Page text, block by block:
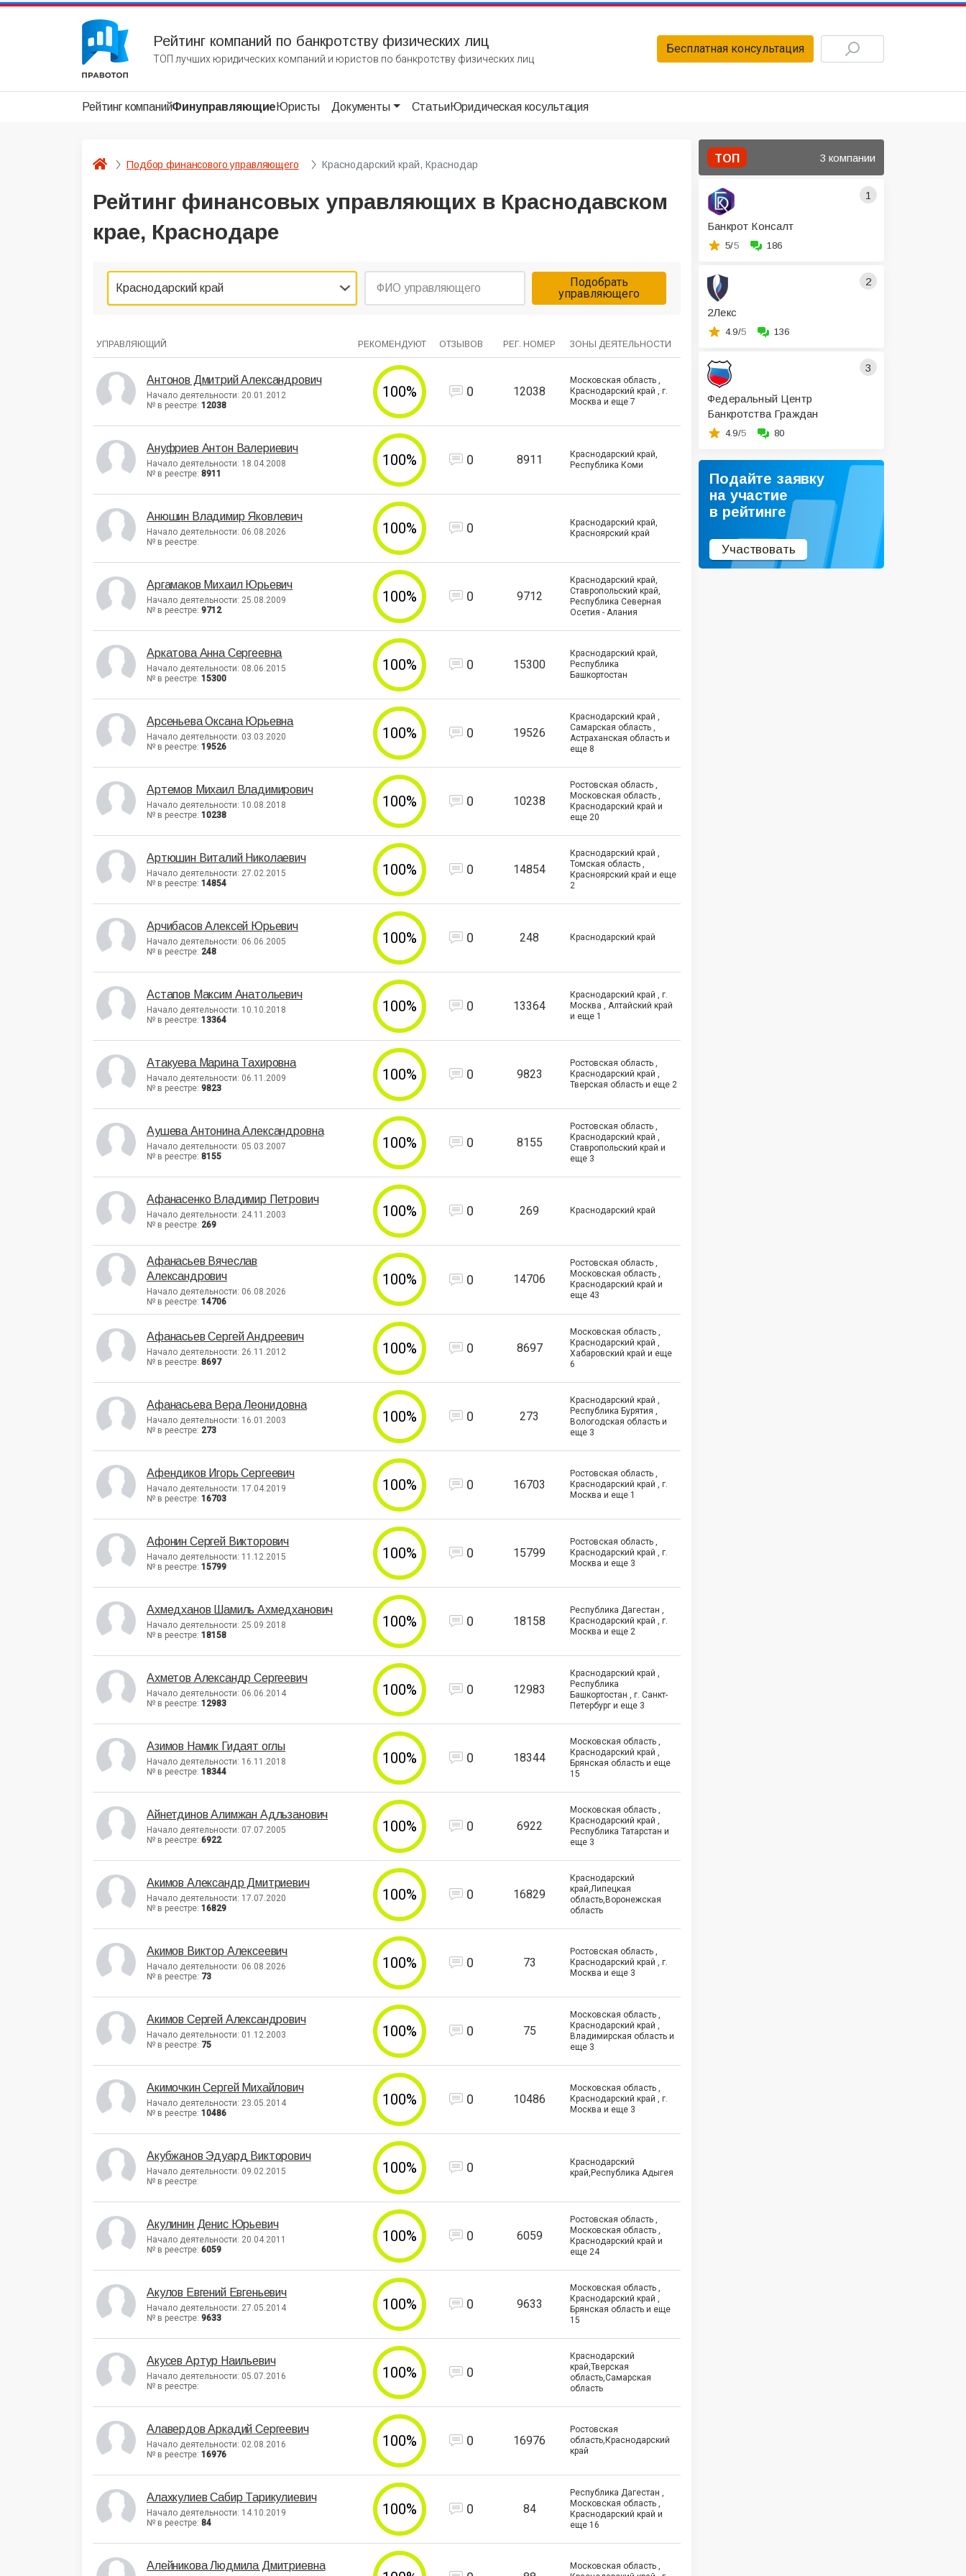
Рейтинг компаний по банкротству физических лиц
ТОП лучших юридических компаний и юристов по банкротству физических лиц
Бесплатная консультация
Рейтинг компанийФинуправляющие Юристы Документы СтатьиЮридическая косультация
Подбор финансового управляющего Краснодарский край, Краснодар
Рейтинг финансовых управляющих в Краснодавском
крае, Краснодаре
Краснодарский край
Подобрать
управляющего
УПРАВЛЯЮЩИЙ РЕКОМЕНДУЮТ ОТЗЫВОВ РЕГ. НОМЕР ЗОНЫ ДЕЯТЕЛЬНОСТИ
Антонов Дмитрий Александрович
Начало деятельности: 20.01.2012
№ в реестре: 12038
100% 0 12038
Московская область ,
Краснодарский край , г.
Москва и еще 7
Ануфриев Антон Валериевич
Начало деятельности: 18.04.2008
№ в реестре: 8911
100% 0 8911
Краснодарский край,
Республика Коми
Анюшин Владимир Яковлевич
Начало деятельности: 06.08.2026
№ в реестре:
100% 0
Краснодарский край,
Красноярский край
Аргамаков Михаил Юрьевич
Начало деятельности: 25.08.2009
№ в реестре: 9712
100% 0 9712
Краснодарский край,
Ставропольский край,
Республика Северная
Осетия - Алания
Аркатова Анна Сергеевна
Начало деятельности: 08.06.2015
№ в реестре: 15300
100% 0 15300
Краснодарский край,
Республика
Башкортостан
Арсеньева Оксана Юрьевна
Начало деятельности: 03.03.2020
№ в реестре: 19526
100% 0 19526
Краснодарский край ,
Самарская область ,
Астраханская область и
еще 8
Артемов Михаил Владимирович
Начало деятельности: 10.08.2018
№ в реестре: 10238
100% 0 10238
Ростовская область ,
Московская область ,
Краснодарский край и
еще 20
Артюшин Виталий Николаевич
Начало деятельности: 27.02.2015
№ в реестре: 14854
100% 0 14854
Краснодарский край ,
Томская область ,
Красноярский край и еще
2
Арчибасов Алексей Юрьевич
Начало деятельности: 06.06.2005
№ в реестре: 248
100% 0 248 Краснодарский край
Астапов Максим Анатольевич
Начало деятельности: 10.10.2018
№ в реестре: 13364
100% 0 13364
Краснодарский край , г.
Москва , Алтайский край
и еще 1
Атакуева Марина Тахировна
Начало деятельности: 06.11.2009
№ в реестре: 9823
100% 0 9823
Ростовская область ,
Краснодарский край ,
Тверская область и еще 2
Аушева Антонина Александровна
Начало деятельности: 05.03.2007
№ в реестре: 8155
100% 0 8155
Ростовская область ,
Краснодарский край ,
Ставропольский край и
еще 3
Афанасенко Владимир Петрович
Начало деятельности: 24.11.2003
№ в реестре: 269
100% 0 269 Краснодарский край
Афанасьев Вячеслав
Александрович
Начало деятельности: 06.08.2026
№ в реестре: 14706
100% 0 14706
Ростовская область ,
Московская область ,
Краснодарский край и
еще 43
Афанасьев Сергей Андреевич
Начало деятельности: 26.11.2012
№ в реестре: 8697
100% 0 8697
Московская область ,
Краснодарский край ,
Хабаровский край и еще
6
Афанасьева Вера Леонидовна
Начало деятельности: 16.01.2003
№ в реестре: 273
100% 0 273
Краснодарский край ,
Республика Бурятия ,
Вологодская область и
еще 3
Афендиков Игорь Сергеевич
Начало деятельности: 17.04.2019
№ в реестре: 16703
100% 0 16703
Ростовская область ,
Краснодарский край , г.
Москва и еще 1
Афонин Сергей Викторович
Начало деятельности: 11.12.2015
№ в реестре: 15799
100% 0 15799
Ростовская область ,
Краснодарский край , г.
Москва и еще 3
Ахмедханов Шамиль Ахмедханович
Начало деятельности: 25.09.2018
№ в реестре: 18158
100% 0 18158
Республика Дагестан ,
Краснодарский край , г.
Москва и еще 2
Ахметов Александр Сергеевич
Начало деятельности: 06.06.2014
№ в реестре: 12983
100% 0 12983
Краснодарский край ,
Республика
Башкортостан , г. Санкт-
Петербург и еще 3
Азимов Намик Гидаят оглы
Начало деятельности: 16.11.2018
№ в реестре: 18344
100% 0 18344
Московская область ,
Краснодарский край ,
Брянская область и еще
15
Айнетдинов Алимжан Адльзанович
Начало деятельности: 07.07.2005
№ в реестре: 6922
100% 0 6922
Московская область ,
Краснодарский край ,
Республика Татарстан и
еще 3
Акимов Александр Дмитриевич
Начало деятельности: 17.07.2020
№ в реестре: 16829
100% 0 16829
Краснодарский
край,Липецкая
область,Воронежская
область
Акимов Виктор Алексеевич
Начало деятельности: 06.08.2026
№ в реестре: 73
100% 0 73
Ростовская область ,
Краснодарский край , г.
Москва и еще 3
Акимов Сергей Александрович
Начало деятельности: 01.12.2003
№ в реестре: 75
100% 0 75
Московская область ,
Краснодарский край ,
Владимирская область и
еще 3
Акимочкин Сергей Михайлович
Начало деятельности: 23.05.2014
№ в реестре: 10486
100% 0 10486
Московская область ,
Краснодарский край , г.
Москва и еще 3
Акубжанов Эдуард Викторович
Начало деятельности: 09.02.2015
№ в реестре:
100% 0
Краснодарский
край,Республика Адыгея
Акулинин Денис Юрьевич
Начало деятельности: 20.04.2011
№ в реестре: 6059
100% 0 6059
Ростовская область ,
Московская область ,
Краснодарский край и
еще 24
Акулов Евгений Евгеньевич
Начало деятельности: 27.05.2014
№ в реестре: 9633
100% 0 9633
Московская область ,
Краснодарский край ,
Брянская область и еще
15
Акусев Артур Наильевич
Начало деятельности: 05.07.2016
№ в реестре:
100% 0
Краснодарский
край,Тверская
область,Самарская
область
Алавердов Аркадий Сергеевич
Начало деятельности: 02.08.2016
№ в реестре: 16976
100% 0 16976
Ростовская
область,Краснодарский
край
Алахкулиев Сабир Тарикулиевич
Начало деятельности: 14.10.2019
№ в реестре: 84
100% 0 84
Республика Дагестан ,
Московская область ,
Краснодарский край и
еще 16
Алейникова Людмила Дмитриевна
Московская область ,
ТОП 3 компании
1
Банкрот Консалт
5/5 186
2
2Лекс
4.9/5 136
3
Федеральный Центр
Банкротства Граждан
4.9/5 80
Подайте заявку
на участие
в рейтинге
Участвовать